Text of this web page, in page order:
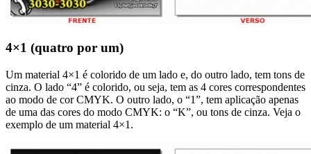
4×1 (quatro por um)
Um material 4×1 é colorido de um lado e, do outro lado, tem tons de
cinza. O lado “4” é colorido, ou seja, tem as 4 cores correspondentes
ao modo de cor CMYK. O outro lado, o “1”, tem aplicação apenas
de uma das cores do modo CMYK: o “K”, ou tons de cinza. Veja o
exemplo de um material 4×1.